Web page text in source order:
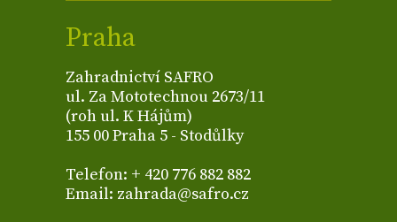
Praha
Zahradnictví SAFRO
ul. Za Mototechnou 2673/11
(roh ul. K Hájům)
155 00 Praha 5 - Stodůlky
Telefon: + 420 776 882 882
Email: zahrada@safro.cz